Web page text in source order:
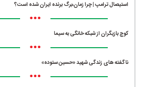
استیصال ترامپ | چرا زمان،برگ برنده ایران شده است؟
•••
کوچ بازیگران از شبکه خانگی به سیما
•••
ناگفته های زندگی شهید «حسین ستوده»
•••